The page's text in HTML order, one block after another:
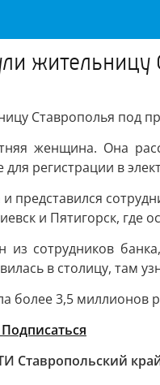
жительницу
Ставрополья под
женщина. Она
регистрации в
представился
и Пятигорск, где
сотрудников
в столицу, там
более 3,5 миллионов
Ставропольский